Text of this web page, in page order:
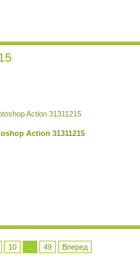
Action 31311215
10 49 Вперед